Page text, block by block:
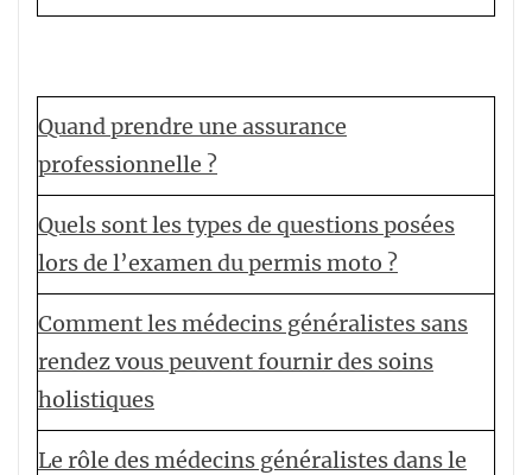
Quand prendre une assurance
professionnelle ?
Quels sont les types de questions posées
lors de l’examen du permis moto ?
Comment les médecins généralistes sans
rendez vous peuvent fournir des soins
holistiques
Le rôle des médecins généralistes dans le